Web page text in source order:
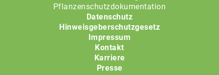
Pflanzenschutzdokumentation
Datenschutz
Hinweisgeberschutzgesetz
Impressum
Kontakt
Karriere
Presse